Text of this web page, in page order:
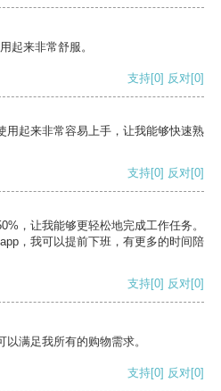
起来非常舒服。
支持[0] 反对[0]
用起来非常容易上手，让我能够快速熟
支持[0] 反对[0]
，让我能够更轻松地完成工作任务。
，我可以提前下班，有更多的时间陪
支持[0] 反对[0]
满足我所有的购物需求。
支持[0] 反对[0]